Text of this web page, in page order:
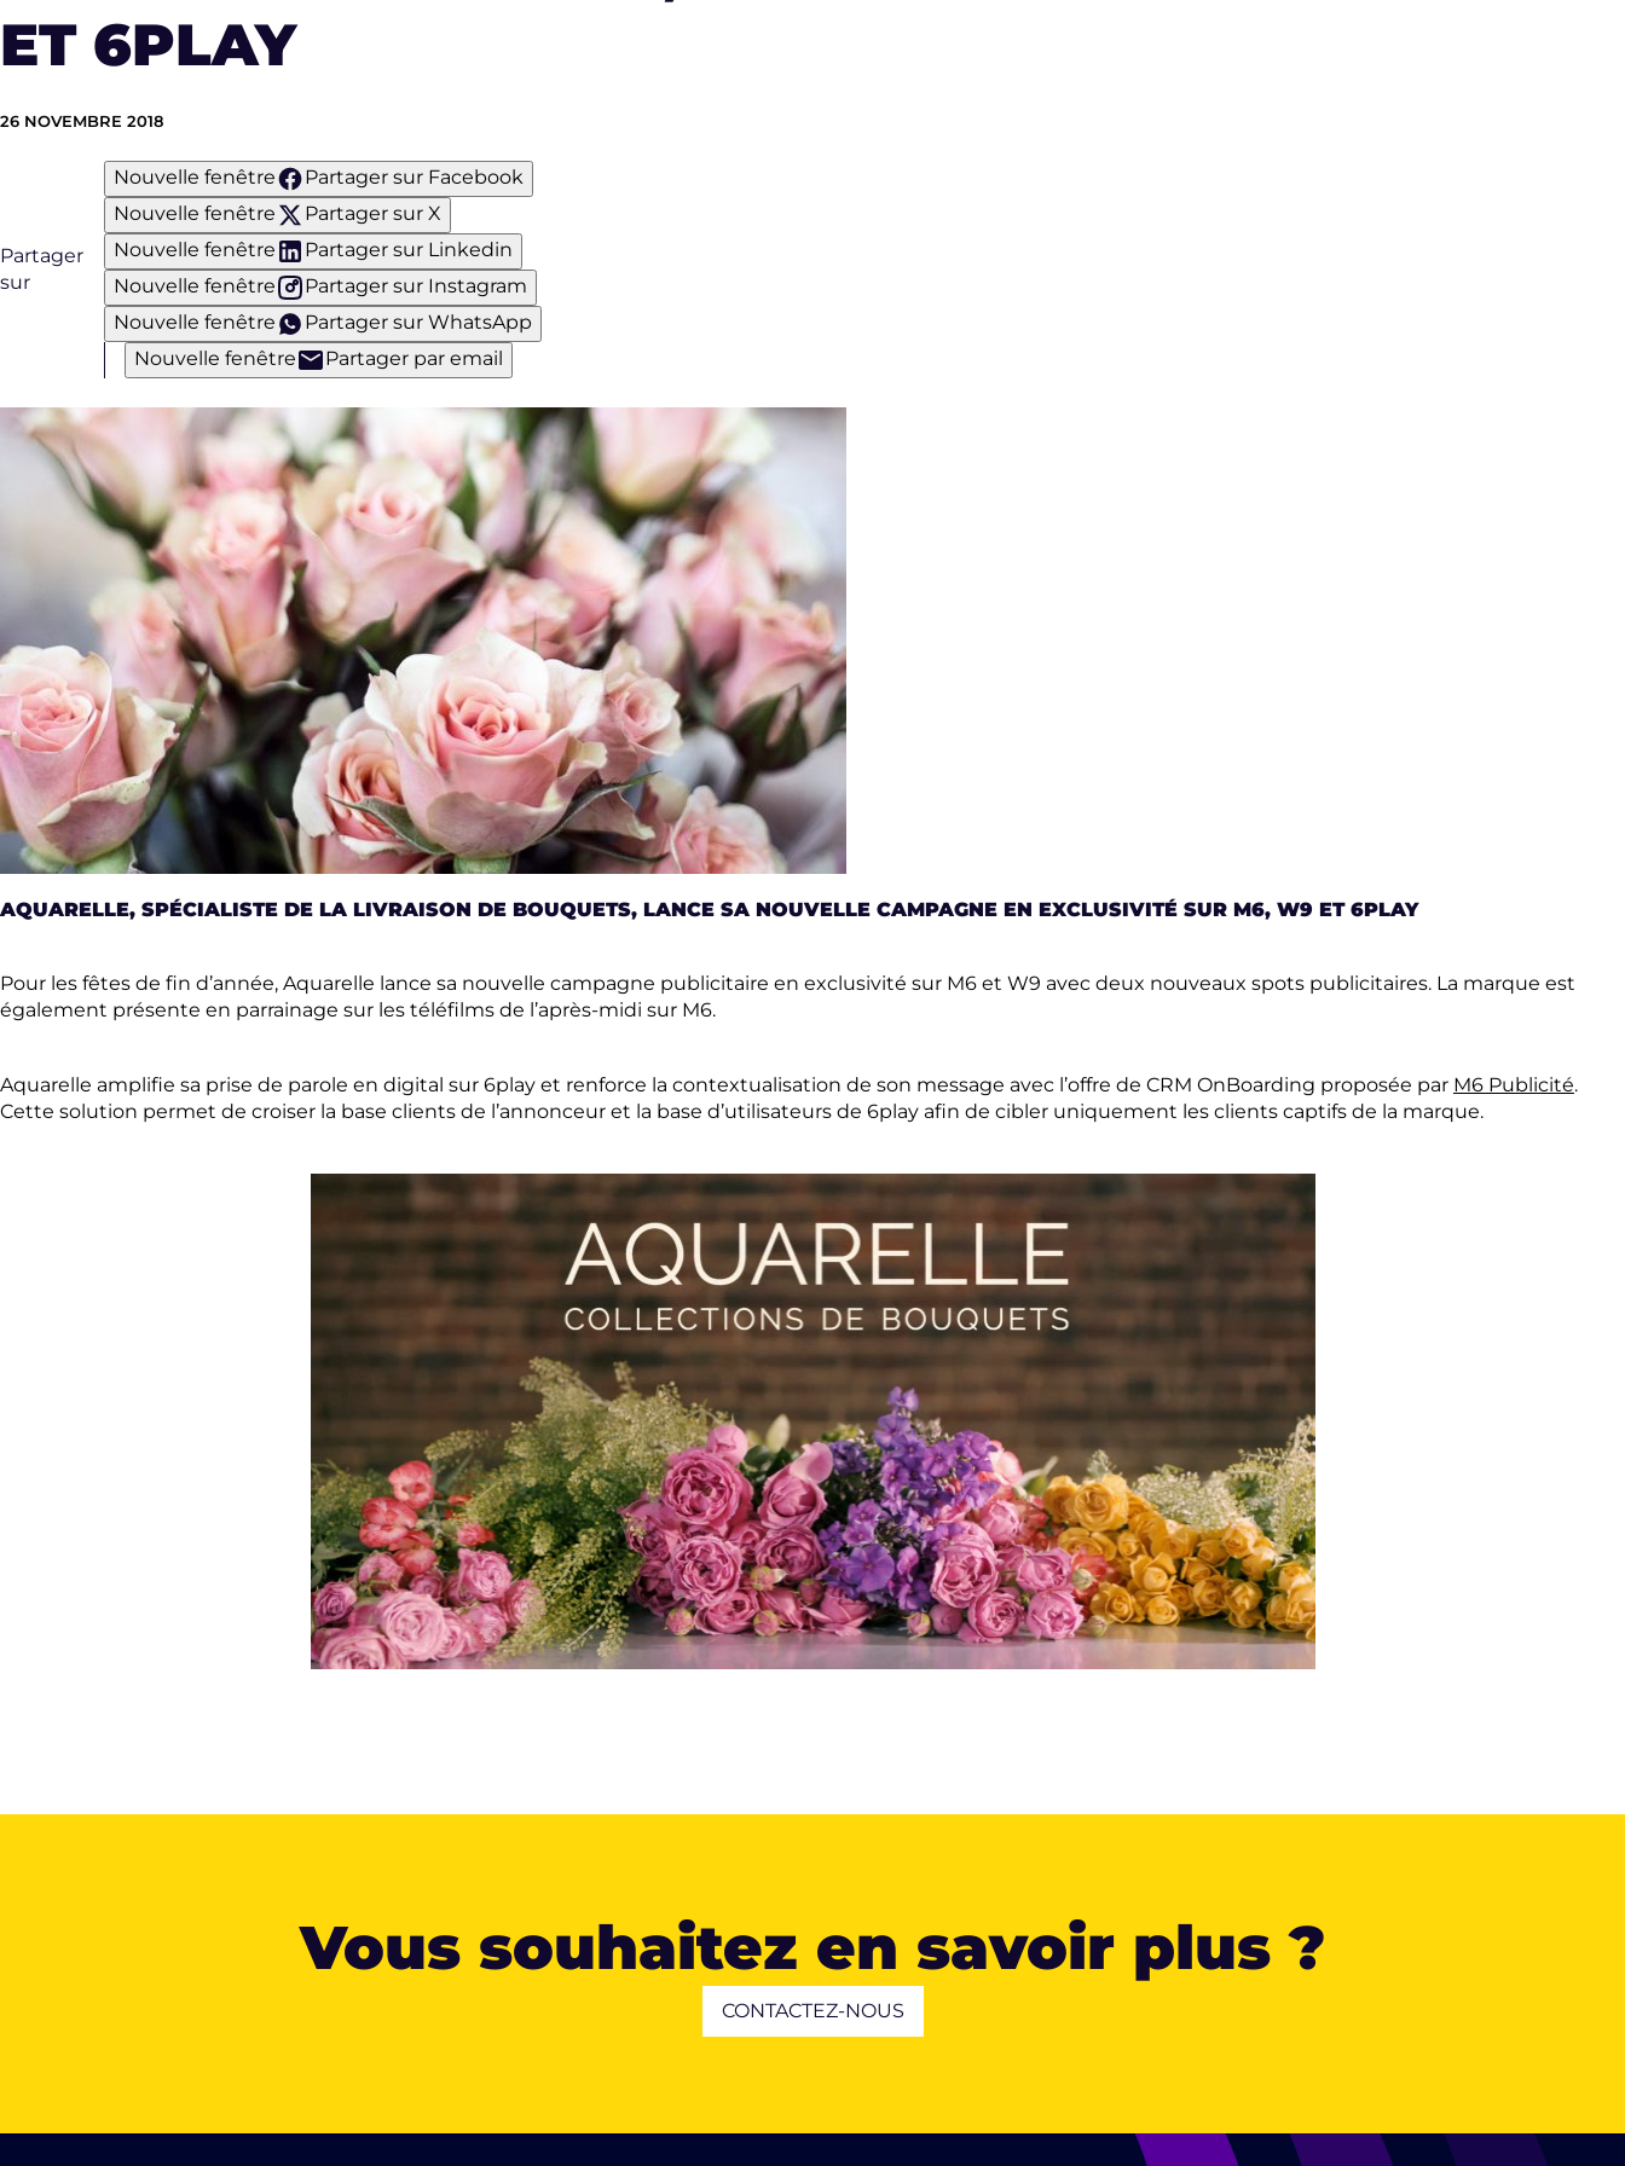
ET 6PLAY
26 NOVEMBRE 2018
Partager
sur
Nouvelle fenêtre
Partager sur Facebook
Nouvelle fenêtre
Partager sur X
Nouvelle fenêtre
Partager sur Linkedin
Nouvelle fenêtre
Partager sur Instagram
Nouvelle fenêtre
Partager sur WhatsApp
Nouvelle fenêtre
Partager par email
AQUARELLE, SPÉCIALISTE DE LA LIVRAISON DE BOUQUETS, LANCE SA NOUVELLE CAMPAGNE EN EXCLUSIVITÉ SUR M6, W9 ET 6PLAY
Pour les fêtes de fin d’année, Aquarelle lance sa nouvelle campagne publicitaire en exclusivité sur M6 et W9 avec deux nouveaux spots publicitaires. La marque est
également présente en parrainage sur les téléfilms de l’après-midi sur M6.
Aquarelle amplifie sa prise de parole en digital sur 6play et renforce la contextualisation de son message avec l’offre de CRM OnBoarding proposée par M6 Publicité.
Cette solution permet de croiser la base clients de l’annonceur et la base d’utilisateurs de 6play afin de cibler uniquement les clients captifs de la marque.
Vous souhaitez en savoir plus ?
CONTACTEZ-NOUS